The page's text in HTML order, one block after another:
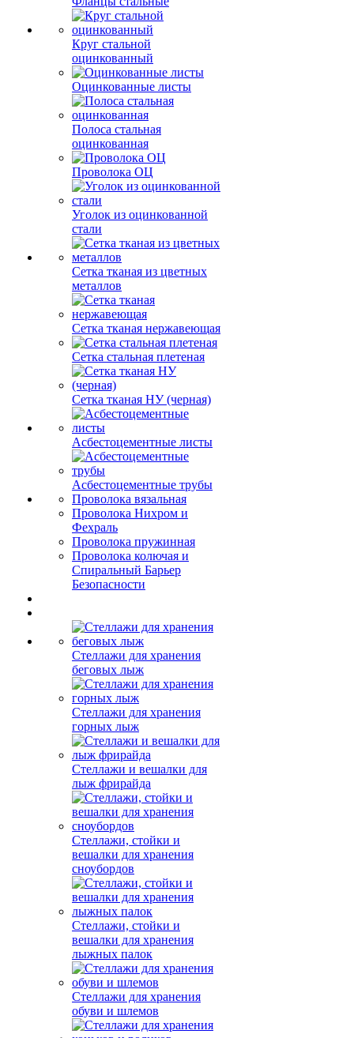
Круг стальной
оцинкованный
Оцинкованные листы
Полоса стальная
оцинкованная
Проволока ОЦ
Уголок из оцинкованной
стали
Сетка тканая из цветных
металлов
Сетка тканая нержавеющая
Сетка стальная плетеная
Сетка тканая НУ (черная)
Асбестоцементные листы
Асбестоцементные трубы
Проволока вязальная
Проволока Нихром и
Фехраль
Проволока пружинная
Проволока колючая и
Спиральный Барьер
Безопасности
Стеллажи для хранения
беговых лыж
Стеллажи для хранения
горных лыж
Стеллажи и вешалки для
лыж фрирайда
Стеллажи, стойки и
вешалки для хранения
сноубордов
Стеллажи, стойки и
вешалки для хранения
лыжных палок
Стеллажи для хранения
обуви и шлемов